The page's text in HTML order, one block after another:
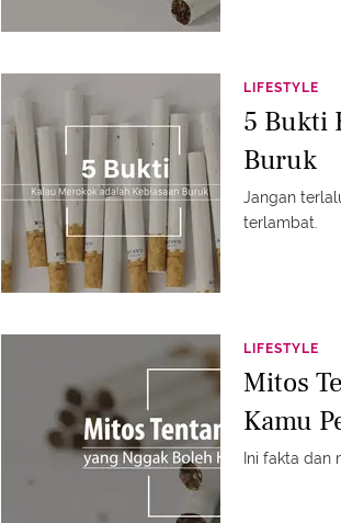
LIFESTYLE
5 Bukti
Buruk
Jangan
terlambat.
LIFESTYLE
Mitos
Kamu
Ini fakta dan